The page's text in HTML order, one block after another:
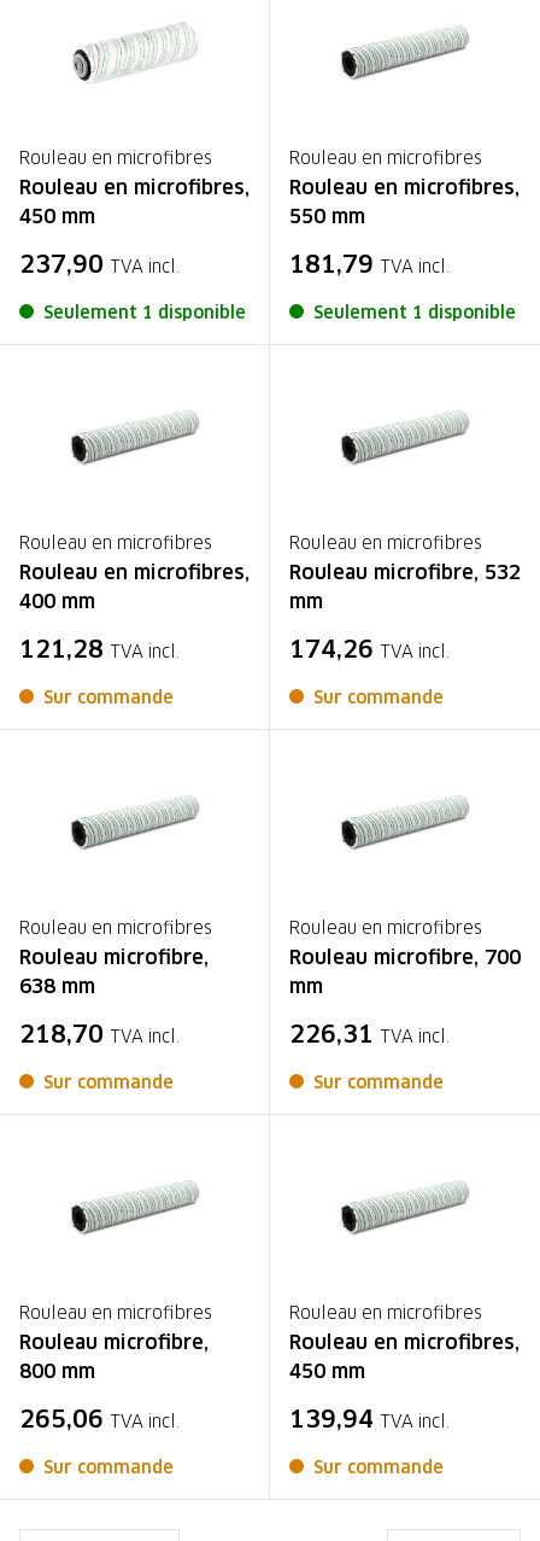
Rouleau en microfibres
Rouleau en microfibres,
450 mm
237,90 TVA incl.
Seulement 1 disponible
Rouleau en microfibres
Rouleau en microfibres,
550 mm
181,79 TVA incl.
Seulement 1 disponible
Rouleau en microfibres
Rouleau en microfibres,
400 mm
121,28 TVA incl.
Sur commande
Rouleau en microfibres
Rouleau microfibre, 532
mm
174,26 TVA incl.
Sur commande
Rouleau en microfibres
Rouleau microfibre,
638 mm
218,70 TVA incl.
Sur commande
Rouleau en microfibres
Rouleau microfibre, 700
mm
226,31 TVA incl.
Sur commande
Rouleau en microfibres
Rouleau microfibre,
800 mm
265,06 TVA incl.
Sur commande
Rouleau en microfibres
Rouleau en microfibres,
450 mm
139,94 TVA incl.
Sur commande